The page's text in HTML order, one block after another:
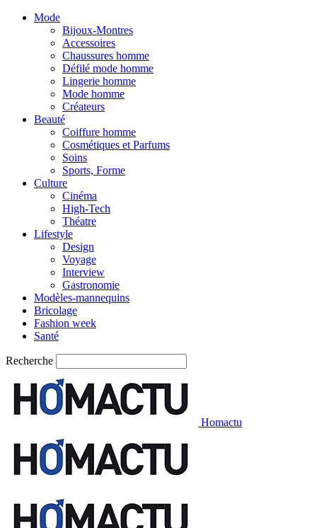
Mode
Bijoux-Montres
Accessoires
Chaussures homme
Défilé mode homme
Lingerie homme
Mode homme
Créateurs
Beauté
Coiffure homme
Cosmétiques et Parfums
Soins
Sports, Forme
Culture
Cinéma
High-Tech
Théatre
Lifestyle
Design
Voyage
Interview
Gastronomie
Modèles-mannequins
Bricolage
Fashion week
Santé
Recherche
Homactu